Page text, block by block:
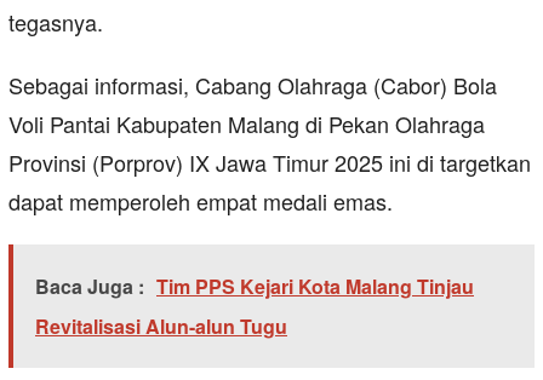
tegasnya.
Sebagai informasi, Cabang Olahraga (Cabor) Bola
Voli Pantai Kabupaten Malang di Pekan Olahraga
Provinsi (Porprov) IX Jawa Timur 2025 ini di targetkan
dapat memperoleh empat medali emas.
Baca Juga : Tim PPS Kejari Kota Malang Tinjau
Revitalisasi Alun-alun Tugu